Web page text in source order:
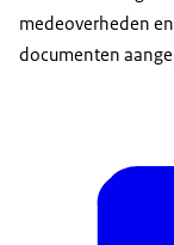
medeoverheden
documenten